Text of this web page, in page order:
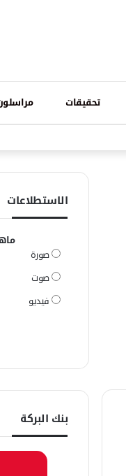
تحقيقات
الاستطلاعات
صورة
صوت
فيديو
بنك البركة